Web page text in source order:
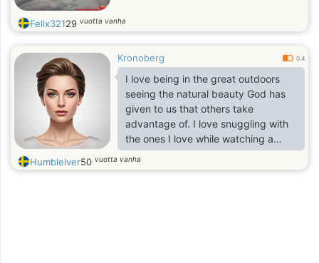
Felix32129 vuotta vanha
Kronoberg 0.4
I love being in the great outdoors
seeing the natural beauty God has
given to us that others take
advantage of. I love snuggling with
the ones I love while watching a
movie. I enjoy meeting others &
making a difference in the lives of
Humblelver50 vuotta vanha